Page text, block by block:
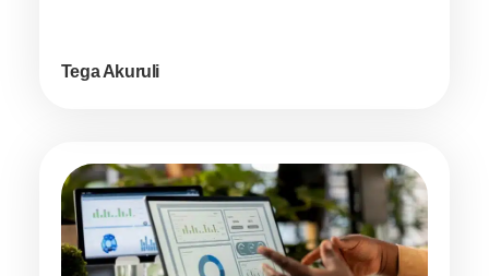
Tega Akuruli